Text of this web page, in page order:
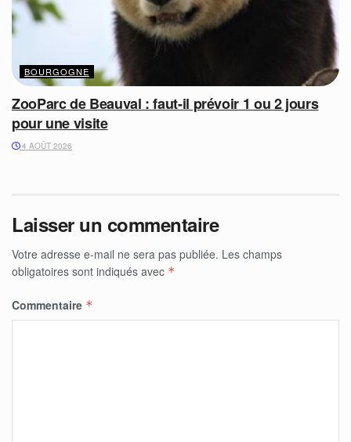
BOURGOGNE
ZooParc de Beauval : faut-il prévoir 1 ou 2 jours
pour une visite
4 AOÛT 2026
Laisser un commentaire
Votre adresse e-mail ne sera pas publiée. Les champs
obligatoires sont indiqués avec *
Commentaire *